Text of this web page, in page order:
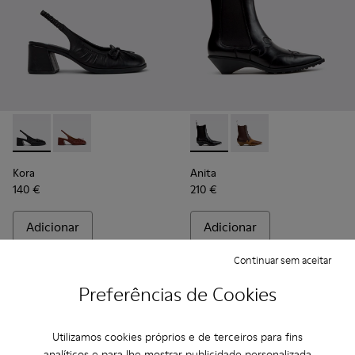
Preferências de Cookies
Utilizamos cookies próprios e de terceiros para fins
Continuar sem aceitar
Kora - K201896-001 - Sapatos semiabertos em pele preta
Kora - K201896-002 - Sapatos semiabertos em pele
Kora
140 €
Adicionar
Anita - K400840-001 -
Anita - K400840-002
Anita
210 €
Adicionar